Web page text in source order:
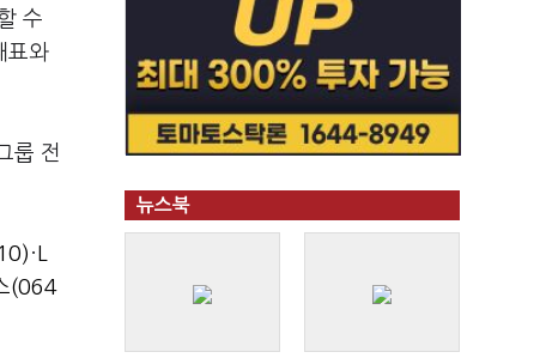
수
표와
룹 전
·
(064
뉴스북